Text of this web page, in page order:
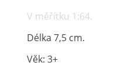
V měřítku 1:64.
Délka 7,5 cm.
Věk: 3+